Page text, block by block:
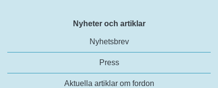
Nyheter och artiklar
Nyhetsbrev
Press
Aktuella artiklar om fordon